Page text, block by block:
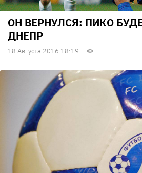
ОН ВЕРНУЛСЯ: ПИКО
ДНЕПР
18 Августа 2016 18:19